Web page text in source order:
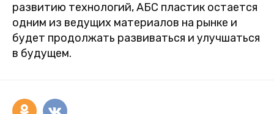
развитию технологий, АБС пластик остается
одним из ведущих материалов на рынке и
будет продолжать развиваться и улучшаться
в будущем.